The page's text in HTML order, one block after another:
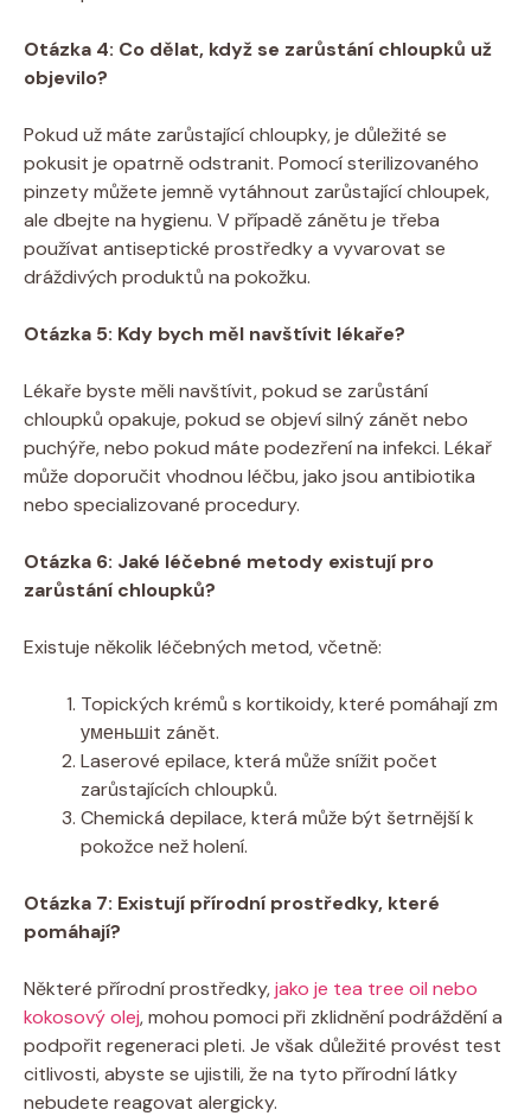
Otázka 4: Co dělat, když se zarůstání chloupků už
objevilo?
Pokud už máte zarůstající chloupky, je důležité se
pokusit je opatrně odstranit. Pomocí sterilizovaného
pinzety můžete jemně vytáhnout zarůstající chloupek,
ale dbejte na hygienu. V případě zánětu je třeba
používat antiseptické prostředky a vyvarovat se
dráždivých produktů na pokožku.
Otázka 5: Kdy bych měl navštívit lékaře?
Lékaře byste měli navštívit, pokud se zarůstání
chloupků opakuje, pokud se objeví silný zánět nebo
puchýře, nebo pokud máte podezření na infekci. Lékař
může doporučit vhodnou léčbu, jako jsou antibiotika
nebo specializované procedury.
Otázka 6: Jaké léčebné metody existují pro
zarůstání chloupků?
Existuje několik léčebných metod, včetně:
Topických krémů s kortikoidy, které pomáhají zm
уменьшit zánět.
Laserové epilace, která může snížit počet
zarůstajících chloupků.
Chemická depilace, která může být šetrnější k
pokožce než holení.
Otázka 7: Existují přírodní prostředky, které
pomáhají?
Některé přírodní prostředky,jako je tea tree oil nebo
kokosový olej, mohou pomoci při zklidnění podráždění a
podpořit regeneraci pleti. Je však důležité provést test
citlivosti, abyste se ujistili, že na tyto přírodní látky
nebudete reagovat alergicky.